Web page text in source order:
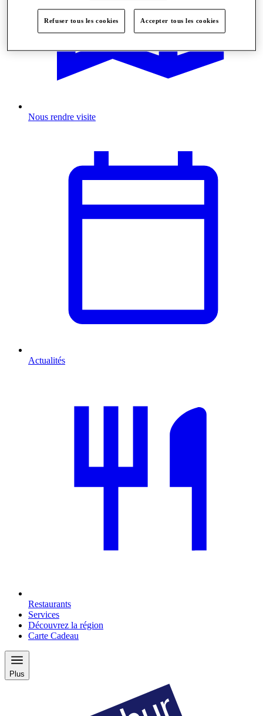
Nous rendre visite
Actualités
Restaurants
Services
Découvrez la région
Carte Cadeau
Plus
Refuser tous les cookies Accepter tous les cookies